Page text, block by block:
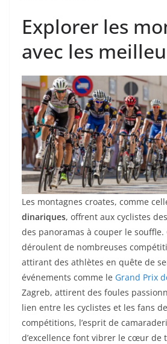
Explorer les
avec les
Les montagnes croates, comme
dinariques, offrent aux cyclistes
des panoramas à couper le souffle.
déroulent de nombreuses
attirant des athlètes en quête de
événements comme le Grand Prix
Zagreb, attirent des foules
lien entre les cyclistes et les fans
compétitions, l’esprit de
d’excellence font vibrer le cœur de